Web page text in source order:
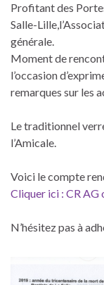
Profitant des
Salle-
générale.
Moment de
l’occasion
remarques sur les
Le traditionnel
l’Amicale.
Voici le compte
Cliquer ici : CR
N’hésitez pas à